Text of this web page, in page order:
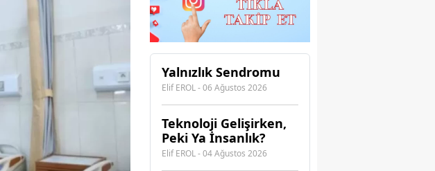
Yalnızlık Sendromu
Elif EROL - 06 Ağustos 2026
Teknoloji Gelişirken,
Peki Ya İnsanlık?
Elif EROL - 04 Ağustos 2026